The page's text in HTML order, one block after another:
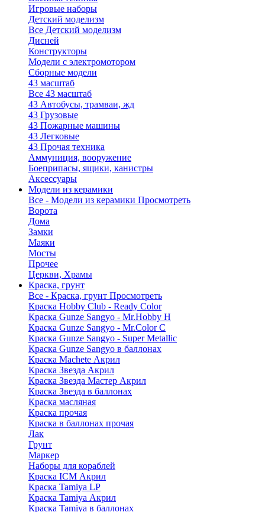
Игровые наборы
Детский моделизм
Все Детский моделизм
Дисней
Конструкторы
Модели с электромотором
Сборные модели
43 масштаб
Все 43 масштаб
43 Автобусы, трамваи, жд
43 Грузовые
43 Пожарные машины
43 Легковые
43 Прочая техника
Аммуниция, вооружение
Боеприпасы, ящики, канистры
Аксессуары
Модели из керамики
Все - Модели из керамики Просмотреть
Ворота
Дома
Замки
Маяки
Мосты
Прочее
Церкви, Храмы
Краска, грунт
Все - Краска, грунт Просмотреть
Краска Hobby Club - Ready Color
Краска Gunze Sangyo - Mr.Hobby H
Краска Gunze Sangyo - Mr.Color C
Краска Gunze Sangyo - Super Metallic
Краска Gunze Sangyo в баллонах
Краска Machete Акрил
Краска Звезда Акрил
Краска Звезда Мастер Акрил
Краска Звезда в баллонах
Краска масляная
Краска прочая
Краска в баллонах прочая
Лак
Грунт
Маркер
Наборы для кораблей
Краска ICM Акрил
Краска Tamiya LP
Краска Tamiya Акрил
Краска Tamiya в баллонах